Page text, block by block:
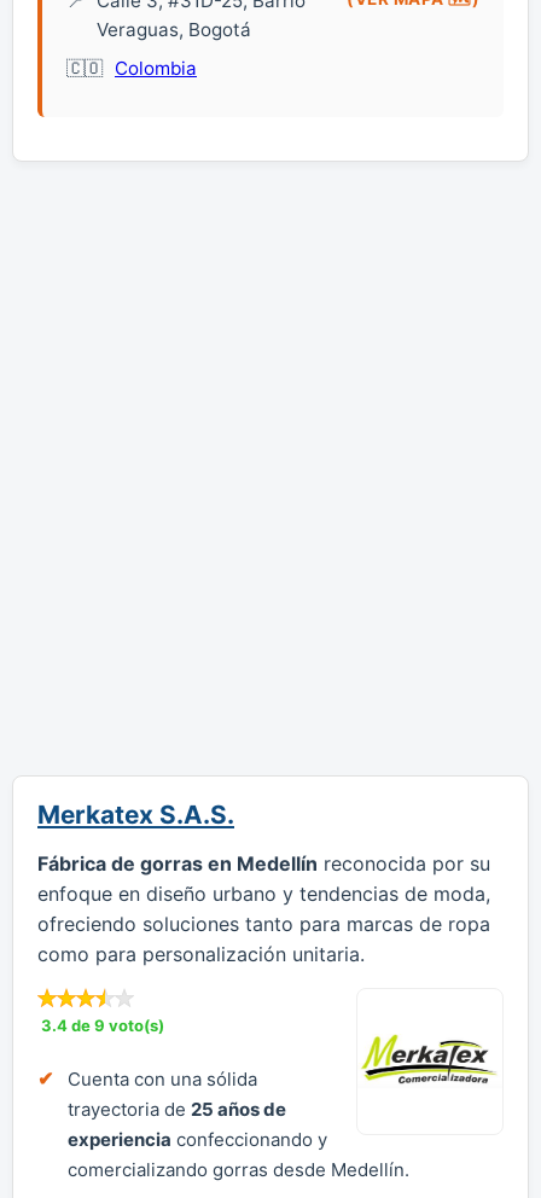
Veraguas, Bogotá
Colombia
Merkatex S.A.S.
Fábrica de gorras en Medellín reconocida por su
enfoque en diseño urbano y tendencias de moda,
ofreciendo soluciones tanto para marcas de ropa
como para personalización unitaria.
3.4 de 9 voto(s)
Cuenta con una sólida
trayectoria de 25 años de
experiencia confeccionando y
comercializando gorras desde Medellín.